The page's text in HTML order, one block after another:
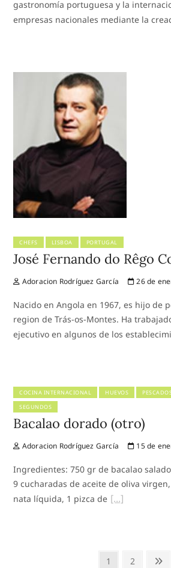
gastronomía portuguesa y la
empresas nacionales mediante la
CHEFS LISBOA PORTUGAL
José Fernando do Rêgo
Adoracion Rodríguez García 26 de
Nacido en Angola en 1967, es hijo de
region de Trás-os-Montes. Ha
ejecutivo en algunos de los
COCINA INTERNACIONAL HUEVOS
SEGUNDOS
Bacalao dorado (otro)
Adoracion Rodríguez García 15 de
Ingredientes: 750 gr de bacalao
9 cucharadas de aceite de oliva
nata líquida, 1 pizca de
Page
1 Page
2